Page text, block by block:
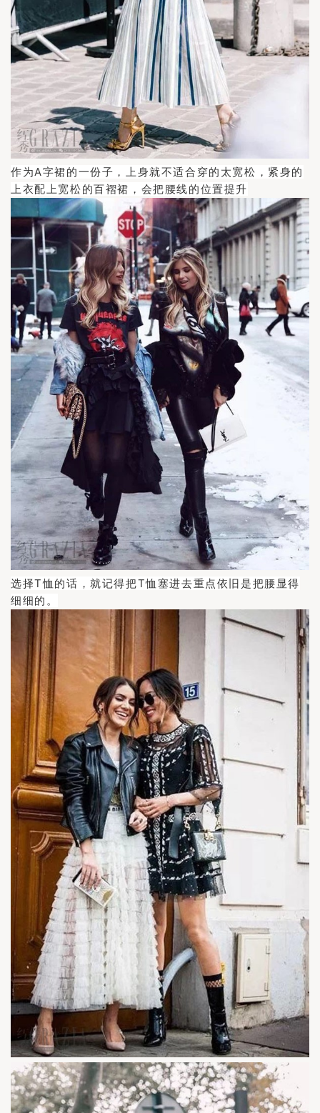
作为A字裙的一份子，上身就不适合穿的太宽松，紧身的
上衣配上宽松的百褶裙，会把腰线的位置提升
选择T恤的话，就记得把T恤塞进去重点依旧是把腰显得
细细的。